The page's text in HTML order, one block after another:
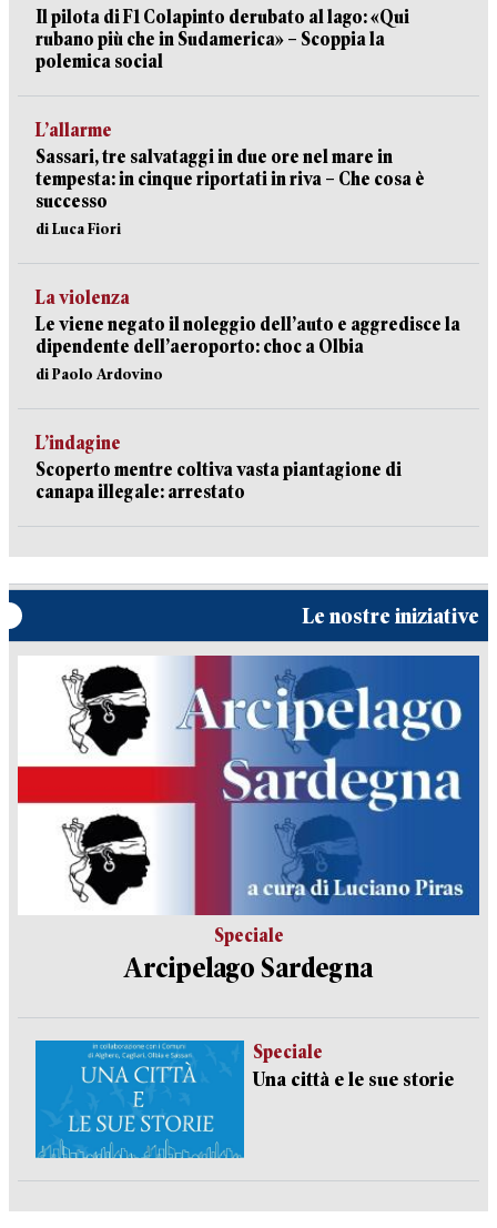
Il pilota di F1 Colapinto derubato al lago: «Qui
rubano più che in Sudamerica» – Scoppia la
polemica social
L’allarme
Sassari, tre salvataggi in due ore nel mare in
tempesta: in cinque riportati in riva – Che cosa è
successo
di Luca Fiori
La violenza
Le viene negato il noleggio dell’auto e aggredisce la
dipendente dell’aeroporto: choc a Olbia
di Paolo Ardovino
L’indagine
Scoperto mentre coltiva vasta piantagione di
canapa illegale: arrestato
Le nostre iniziative
Speciale
Arcipelago Sardegna
Speciale
Una città e le sue storie